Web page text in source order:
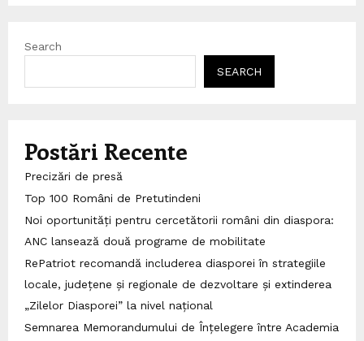
Search
SEARCH
Postări Recente
Precizări de presă
Top 100 Români de Pretutindeni
Noi oportunități pentru cercetătorii români din diaspora:
ANC lansează două programe de mobilitate
RePatriot recomandă includerea diasporei în strategiile
locale, județene și regionale de dezvoltare și extinderea
„Zilelor Diasporei” la nivel național
Semnarea Memorandumului de Înțelegere între Academia